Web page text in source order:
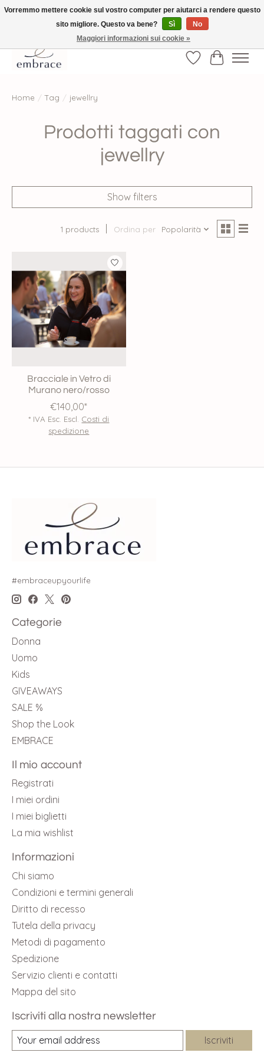
√ Versandkostenfrei ab € 40-, √ Made with Love and Happiness √Exklusiv und
nur hier im Onlineshop √high-quality & long-lasting fashion
Lista deiCarrello
Home / Tag / jewellry
Prodotti taggati con
jewellry
Show filters
1 products Ordina per Popolarità
Bracciale in Vetro di
Murano nero/rosso
€140,00*
* IVA Esc. Escl. Costi di
spedizione
#embraceupyourlife
Categorie
Donna
Uomo
Kids
GIVEAWAYS
SALE %
Shop the Look
EMBRACE
Il mio account
Registrati
I miei ordini
I miei biglietti
La mia wishlist
Informazioni
Chi siamo
Condizioni e termini generali
Diritto di recesso
Tutela della privacy
Metodi di pagamento
Spedizione
Servizio clienti e contatti
Mappa del sito
Iscriviti alla nostra newsletter
Iscriviti
Vorremmo mettere cookie sul vostro computer per aiutarci a rendere questo
sito migliore. Questo va bene?
Sì
No
Maggiori informazioni sui cookie »